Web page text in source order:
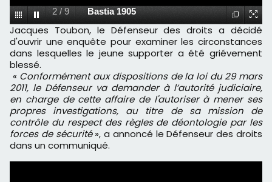
2 /9 Bastia 1905
Jacques Toubon, le Défenseur des droits a décidé
d'ouvrir une enquête pour examiner les circonstances
dans lesquelles le jeune supporter a été griévement
blessé.
« Conformément aux dispositions de la loi du 29 mars
2011, le Défenseur va demander à l’autorité judiciaire,
en charge de cette affaire de l'autoriser à mener ses
propres investigations, au titre de sa mission de
contrôle du respect des règles de déontologie par les
forces de sécurité», a annoncé le Défenseur des droits
dans un communiqué.